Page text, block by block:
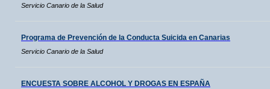
Servicio Canario de la Salud
Programa de Prevención de la Conducta Suicida en Canarias
Servicio Canario de la Salud
ENCUESTA SOBRE ALCOHOL Y DROGAS EN ESPAÑA